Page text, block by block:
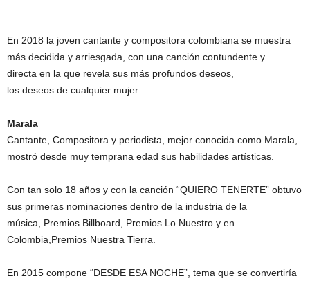
En 2018 la joven cantante y compositora colombiana se muestra
más decidida y arriesgada, con una canción contundente y
directa en la que revela sus más profundos deseos,
los deseos de cualquier mujer.
Marala
Cantante, Compositora y periodista, mejor conocida como Marala,
mostró desde muy temprana edad sus habilidades artísticas.
Con tan solo 18 años y con la canción “QUIERO TENERTE” obtuvo
sus primeras nominaciones dentro de la industria de la
música, Premios Billboard, Premios Lo Nuestro y en
Colombia,Premios Nuestra Tierra.
En 2015 compone “DESDE ESA NOCHE”, tema que se convertiría